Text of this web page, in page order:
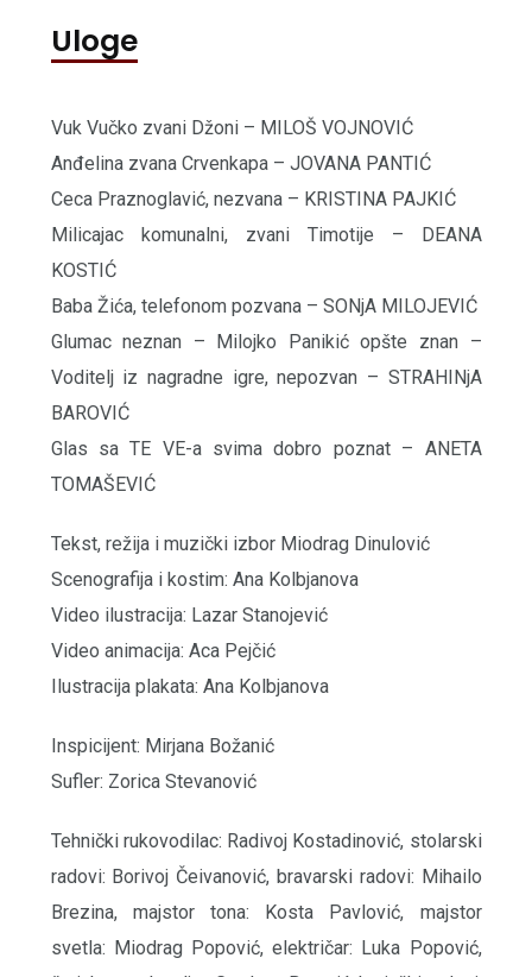
Uloge
Vuk Vučko zvani Džoni – MILOŠ VOJNOVIĆ
Anđelina zvana Crvenkapa – JOVANA PANTIĆ
Ceca Praznoglavić, nezvana – KRISTINA PAJKIĆ
Milicajac komunalni, zvani Timotije – DEANA
KOSTIĆ
Baba Žića, telefonom pozvana – SONjA MILOJEVIĆ
Glumac neznan – Milojko Panikić opšte znan –
Voditelj iz nagradne igre, nepozvan – STRAHINjA
BAROVIĆ
Glas sa TE VE-a svima dobro poznat – ANETA
TOMAŠEVIĆ
Tekst, režija i muzički izbor Miodrag Dinulović
Scenografija i kostim: Ana Kolbjanova
Video ilustracija: Lazar Stanojević
Video animacija: Aca Pejčić
Ilustracija plakata: Ana Kolbjanova
Inspicijent: Mirjana Božanić
Sufler: Zorica Stevanović
Tehnički rukovodilac: Radivoj Kostadinović, stolarski
radovi: Borivoj Čeivanović, bravarski radovi: Mihailo
Brezina, majstor tona: Kosta Pavlović, majstor
svetla: Miodrag Popović, električar: Luka Popović,